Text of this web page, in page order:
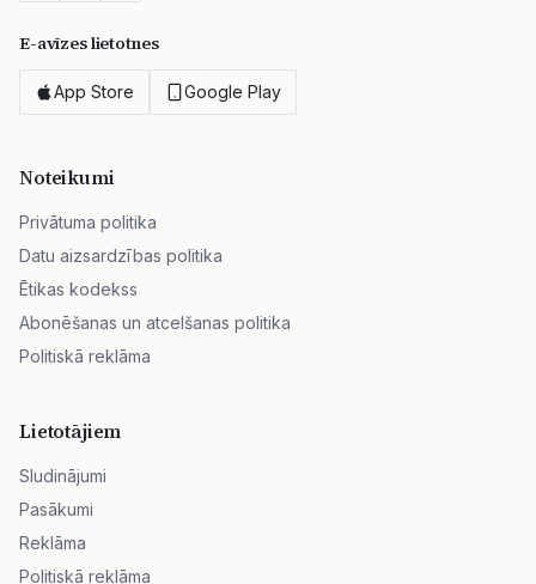
E-avīzes lietotnes
App Store Google Play
Noteikumi
Privātuma politika
Datu aizsardzības politika
Ētikas kodekss
Abonēšanas un atcelšanas politika
Politiskā reklāma
Lietotājiem
Sludinājumi
Pasākumi
Reklāma
Politiskā reklāma